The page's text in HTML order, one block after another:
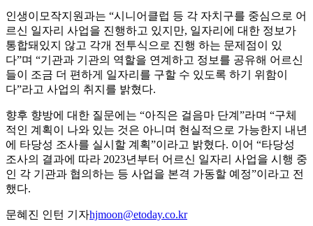
인생이모작지원과는 “시니어클럽 등 각 자치구를 중심으로 어
르신 일자리 사업을 진행하고 있지만, 일자리에 대한 정보가
통합돼있지 않고 각개 전투식으로 진행 하는 문제점이 있
다”며 “기관과 기관의 역할을 연계하고 정보를 공유해 어르신
들이 조금 더 편하게 일자리를 구할 수 있도록 하기 위함이
다”라고 사업의 취지를 밝혔다.
향후 향방에 대한 질문에는 “아직은 걸음마 단계”라며 “구체
적인 계획이 나와 있는 것은 아니며 현실적으로 가능한지 내년
에 타당성 조사를 실시할 계획”이라고 밝혔다. 이어 “타당성
조사의 결과에 따라 2023년부터 어르신 일자리 사업을 시행 중
인 각 기관과 협의하는 등 사업을 본격 가동할 예정”이라고 전
했다.
문혜진 인턴 기자hjmoon@etoday.co.kr